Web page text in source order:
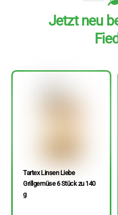
Jetzt neu
Tartex Linsen Liebe
Grillgemüse 6 Stück zu 140
g